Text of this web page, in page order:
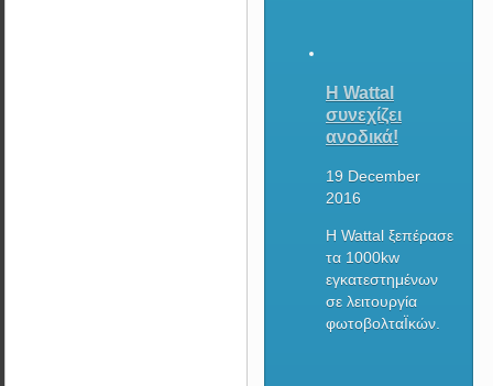
Η Wattal
συνεχίζει
ανοδικά!
19 December
2016
Η Wattal ξεπέρασε
τα 1000kw
εγκατεστημένων
σε λειτουργία
φωτοβολταΪκών.